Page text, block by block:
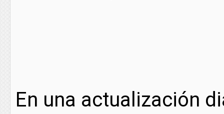
En una actualización